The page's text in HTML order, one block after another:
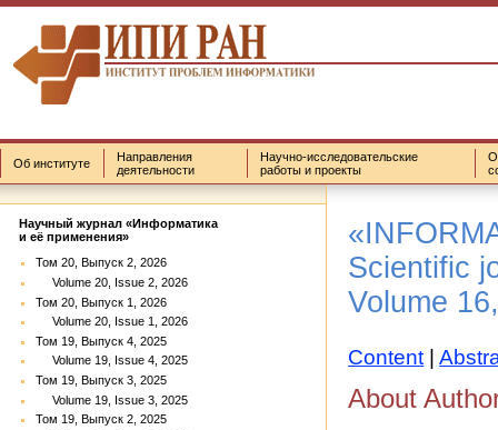
Об институте
Направления
деятельности
Научно-исследовательские
работы и проекты
Научный журнал «Информатика
и её применения»
Том 20, Выпуск 2, 2026
Volume 20, Issue 2, 2026
Том 20, Выпуск 1, 2026
Volume 20, Issue 1, 2026
Том 19, Выпуск 4, 2025
Volume 19, Issue 4, 2025
Том 19, Выпуск 3, 2025
Volume 19, Issue 3, 2025
Том 19, Выпуск 2, 2025
Scientific
Volume
Content |
About